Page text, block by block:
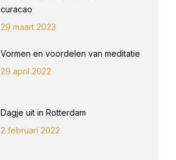
curacao
29 maart 2023
Vormen en voordelen van meditatie
29 april 2022
Dagje uit in Rotterdam
2 februari 2022